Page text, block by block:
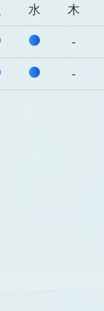
水 木
-
-